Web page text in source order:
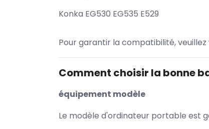
Konka EG530 EG535 E529
Pour garantir la compatibilité,
Comment choisir la bonne
équipement modèle
Le modèle d'ordinateur portable est